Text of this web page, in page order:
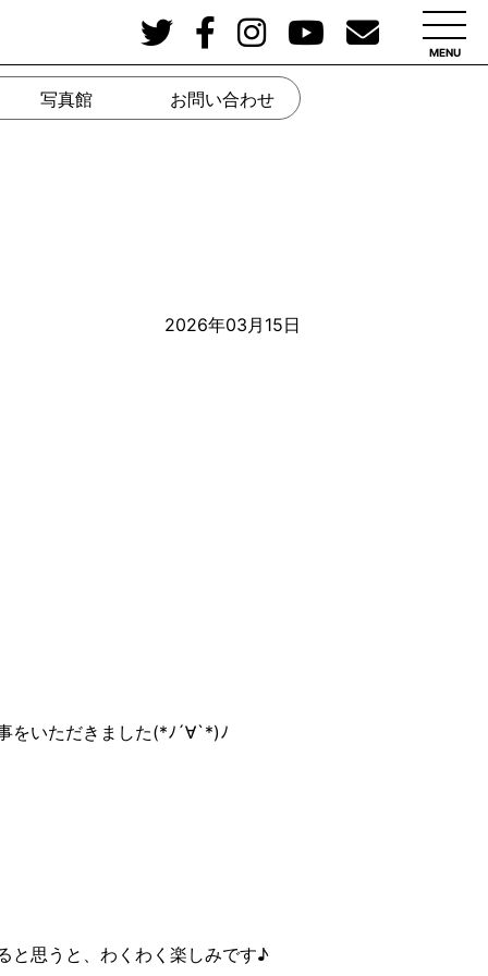
MENU
写真館 お問い合わせ
2026年03月15日
をいただきました(*ﾉ ´∀`*)ﾉ
と思うと、わくわく楽しみです♪